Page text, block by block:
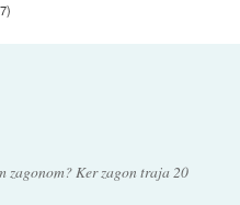
)
zagonom? Ker zagon traja 20